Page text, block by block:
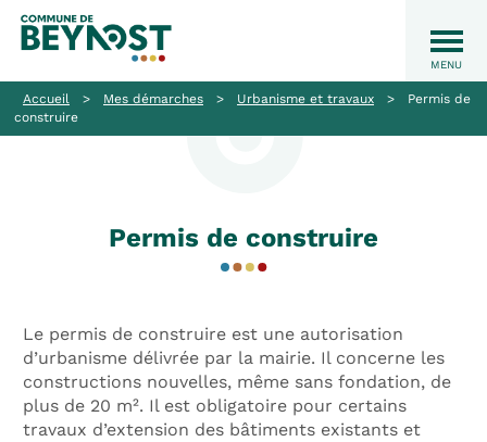
Accueil > Mes démarches > Urbanisme et travaux >
Permis de
construire
Permis de construire
Le permis de construire est une autorisation
d’urbanisme délivrée par la mairie. Il concerne les
constructions nouvelles, même sans fondation, de
plus de 20 m². Il est obligatoire pour certains
travaux d’extension des bâtiments existants et